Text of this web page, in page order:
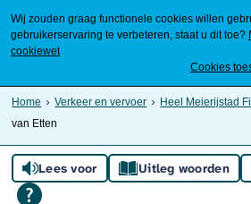
Wij zouden graag functionele cookies willen
gebruikerservaring te verbeteren, staat u dit toe?
cookiewet
Cookies
Home Verkeer en vervoer Heel Meierijstad
van Etten
Lees voor Uitleg woorden